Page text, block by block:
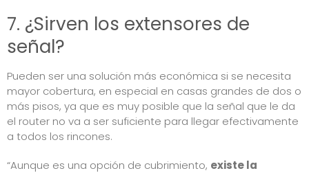
7. ¿Sirven los extensores de
señal?
Pueden ser una solución más económica si se necesita
mayor cobertura, en especial en casas grandes de dos o
más pisos, ya que es muy posible que la señal que le da
el router no va a ser suficiente para llegar efectivamente
a todos los rincones.
“Aunque es una opción de cubrimiento, existe la